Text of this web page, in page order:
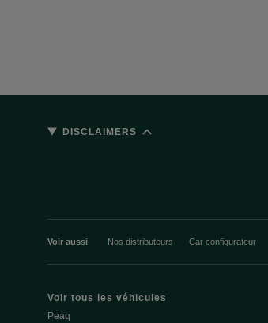
DISCLAIMERS
Voir aussi Nos distributeurs Car configurateur
Voir tous les véhicules
Peaq